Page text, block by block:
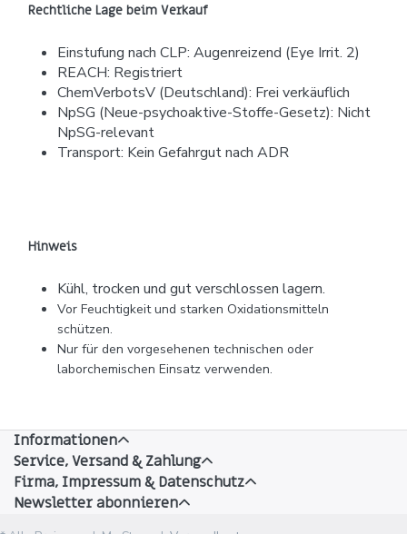
Rechtliche Lage beim Verkauf
Einstufung nach CLP: Augenreizend (Eye Irrit. 2)
REACH: Registriert
ChemVerbotsV (Deutschland): Frei verkäuflich
NpSG (Neue-psychoaktive-Stoffe-Gesetz): Nicht
NpSG-relevant
Transport: Kein Gefahrgut nach ADR
Hinweis
Kühl, trocken und gut verschlossen lagern.
Vor Feuchtigkeit und starken Oxidationsmitteln
schützen.
Nur für den vorgesehenen technischen oder
laborchemischen Einsatz verwenden.
Informationen
Service, Versand & Zahlung
Firma, Impressum & Datenschutz
Newsletter abonnieren